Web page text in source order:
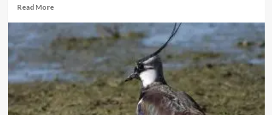
Read MoreRead
<strong>Birštono
grožis
bus
matomas
ant
vokų
bei